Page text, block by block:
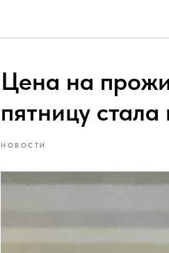
Цена на
пятницу
НОВОСТИ